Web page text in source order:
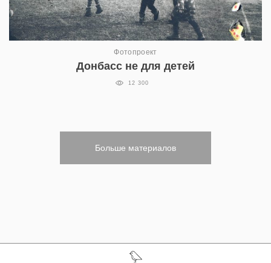
Фотопроект
Донбасс не для детей
12 300
Больше материалов